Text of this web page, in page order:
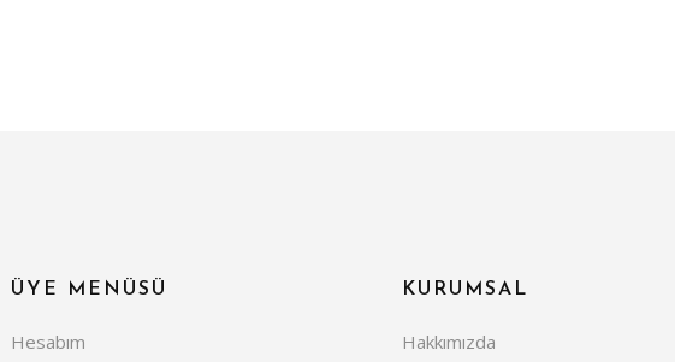
ÜYE MENÜSÜ
Hesabım
KURUMSAL
Hakkımızda